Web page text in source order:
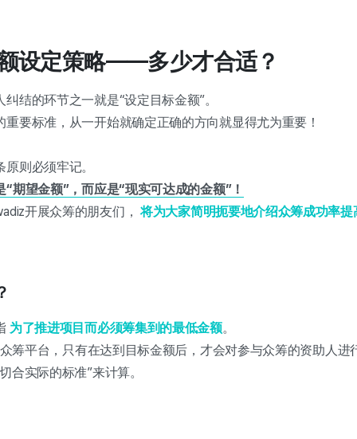
设定策略——多少才合适？
结的环节之一就是“设定目标金额”。
要标准，从一开始就确定正确的方向就显得尤为重要！
则必须牢记。
期望金额”，而应是“现实可达成的金额”！
开展众筹的朋友们，将为大家简明扼要地介绍众筹成功率提
为了推进项目而必须筹集到的最低金额。
筹平台，只有在达到目标金额后，才会对参与众筹的资助人进
合实际的标准”来计算。